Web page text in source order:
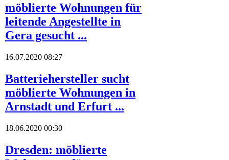
möblierte Wohnungen für
leitende Angestellte in
Gera gesucht ...
16.07.2020 08:27
Batteriehersteller sucht
möblierte Wohnungen in
Arnstadt und Erfurt ...
18.06.2020 00:30
Dresden: möblierte